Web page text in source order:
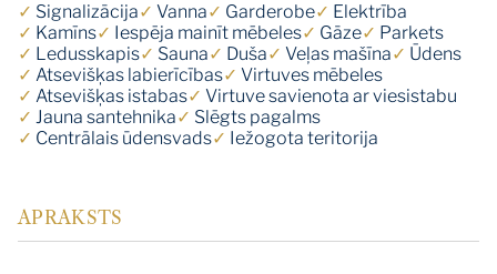
✓ Signalizācija✓ Vanna✓ Garderobe✓ Elektrība
✓ Kamīns✓ Iespēja mainīt mēbeles✓ Gāze✓ Parkets
✓ Ledusskapis✓ Sauna✓ Duša✓ Veļas mašīna✓ Ūdens
✓ Atsevišķas labierīcības✓ Virtuves mēbeles
✓ Atsevišķas istabas✓ Virtuve savienota ar viesistabu
✓ Jauna santehnika✓ Slēgts pagalms
✓ Centrālais ūdensvads✓ Iežogota teritorija
APRAKSTS